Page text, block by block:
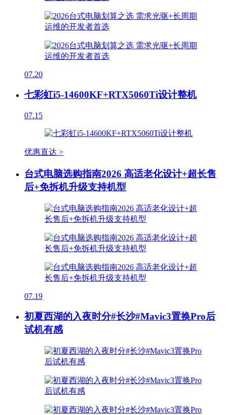
07.20
七彩虹i5-14600KF+RTX5060Ti设计整机
07.15
优惠直达 >
台式电脑选购指南2026 高适老化设计+超长售
后+免拆机升级支持机型
07.19
初夏西湖的入夜时分#长沙#Mavic3置换Pro后
试机有感